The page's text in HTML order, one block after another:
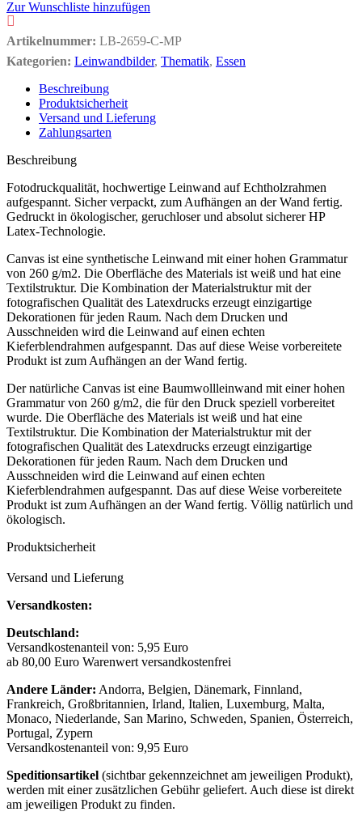
Zur Wunschliste hinzufügen
Artikelnummer: LB-2659-C-MP
Kategorien: Leinwandbilder, Thematik, Essen
Beschreibung
Produktsicherheit
Versand und Lieferung
Zahlungsarten
Beschreibung
Fotodruckqualität, hochwertige Leinwand auf Echtholzrahmen
aufgespannt. Sicher verpackt, zum Aufhängen an der Wand fertig.
Gedruckt in ökologischer, geruchloser und absolut sicherer HP
Latex-Technologie.
Canvas ist eine synthetische Leinwand mit einer hohen Grammatur
von 260 g/m2. Die Oberfläche des Materials ist weiß und hat eine
Textilstruktur. Die Kombination der Materialstruktur mit der
fotografischen Qualität des Latexdrucks erzeugt einzigartige
Dekorationen für jeden Raum. Nach dem Drucken und
Ausschneiden wird die Leinwand auf einen echten
Kieferblendrahmen aufgespannt. Das auf diese Weise vorbereitete
Produkt ist zum Aufhängen an der Wand fertig.
Der natürliche Canvas ist eine Baumwollleinwand mit einer hohen
Grammatur von 260 g/m2, die für den Druck speziell vorbereitet
wurde. Die Oberfläche des Materials ist weiß und hat eine
Textilstruktur. Die Kombination der Materialstruktur mit der
fotografischen Qualität des Latexdrucks erzeugt einzigartige
Dekorationen für jeden Raum. Nach dem Drucken und
Ausschneiden wird die Leinwand auf einen echten
Kieferblendrahmen aufgespannt. Das auf diese Weise vorbereitete
Produkt ist zum Aufhängen an der Wand fertig. Völlig natürlich und
ökologisch.
Produktsicherheit
Versand und Lieferung
Versandkosten:
Deutschland:
Versandkostenanteil von: 5,95 Euro
ab 80,00 Euro Warenwert versandkostenfrei
Andere Länder: Andorra, Belgien, Dänemark, Finnland,
Frankreich, Großbritannien, Irland, Italien, Luxemburg, Malta,
Monaco, Niederlande, San Marino, Schweden, Spanien, Österreich,
Portugal, Zypern
Versandkostenanteil von: 9,95 Euro
Speditionsartikel (sichtbar gekennzeichnet am jeweiligen Produkt),
werden mit einer zusätzlichen Gebühr geliefert. Auch diese ist direkt
am jeweiligen Produkt zu finden.